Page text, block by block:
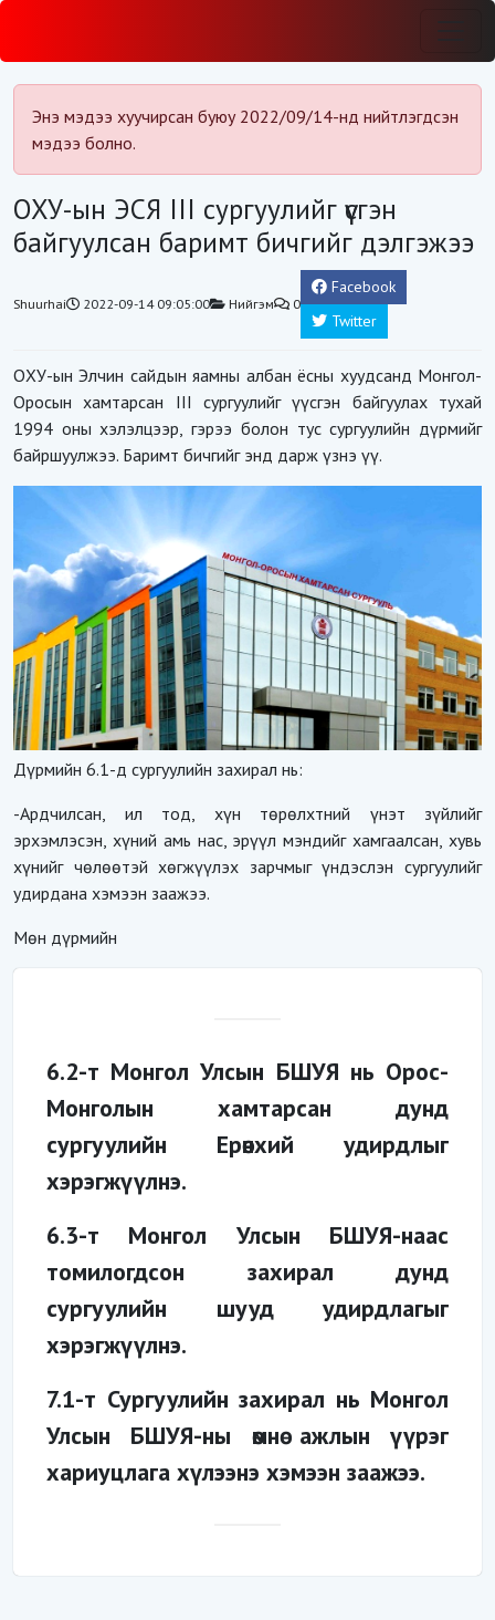
Энэ мэдээ хуучирсан буюу 2022/09/14-нд нийтлэгдсэн
мэдээ болно.
ОХУ-ын ЭСЯ III сургуулийг үүсгэн
байгуулсан баримт бичгийг дэлгэжээ
Shuurhai 2022-09-14 09:05:00 Нийгэм 0
Facebook
Twitter
ОХУ-ын Элчин сайдын яамны албан ёсны хуудсанд Монгол-
Оросын хамтарсан III сургуулийг үүсгэн байгуулах тухай
1994 оны хэлэлцээр, гэрээ болон тус сургуулийн дүрмийг
байршуулжээ. Баримт бичгийг энд дарж үзнэ үү.
Дүрмийн 6.1-д сургуулийн захирал нь:
-Ардчилсан, ил тод, хүн төрөлхтний үнэт зүйлийг
эрхэмлэсэн, хүний амь нас, эрүүл мэндийг хамгаалсан, хувь
хүнийг чөлөөтэй хөгжүүлэх зарчмыг үндэслэн сургуулийг
удирдана хэмээн заажээ.
Мөн дүрмийн
6.2-т Монгол Улсын БШУЯ нь Орос-
Монголын хамтарсан дунд
сургуулийн Ерөнхий удирдлыг
хэрэгжүүлнэ.
6.3-т Монгол Улсын БШУЯ-наас
томилогдсон захирал дунд
сургуулийн шууд удирдлагыг
хэрэгжүүлнэ.
7.1-т Сургуулийн захирал нь Монгол
Улсын БШУЯ-ны өмнө ажлын үүрэг
хариуцлага хүлээнэ хэмээн заажээ.